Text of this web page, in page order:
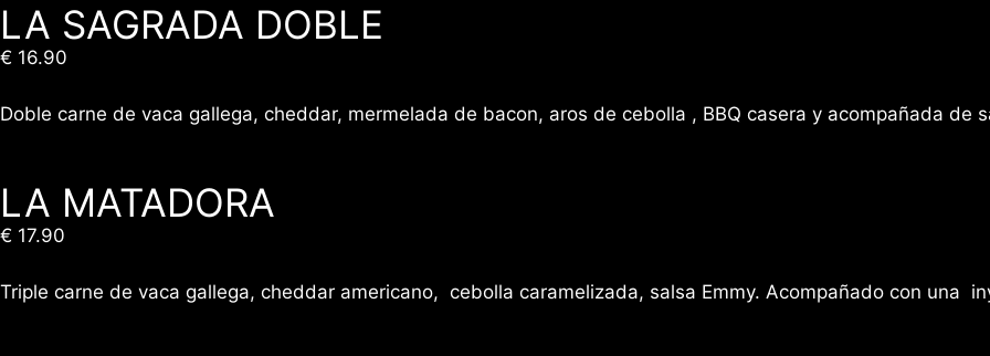
LA SAGRADA DOBLE
€ 16.90
Doble carne de vaca gallega, cheddar, mermelada de bacon, aros de cebolla , BBQ casera y acompañada de
LA MATADORA
€ 17.90
Triple carne de vaca gallega, cheddar americano, cebolla caramelizada, salsa Emmy. Acompañado con una